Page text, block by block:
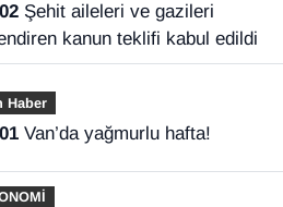
Şehit aileleri ve gazileri
kanun teklifi kabul edildi
Haber
Van’da yağmurlu hafta!